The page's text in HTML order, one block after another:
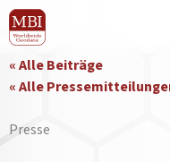
« Alle Beiträge
« Alle
Presse